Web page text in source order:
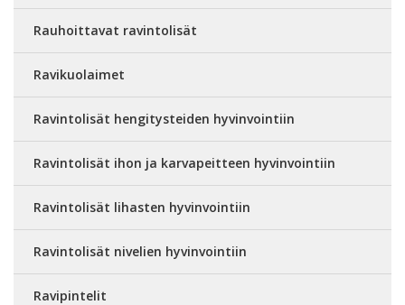
Rauhoittavat ravintolisät
Ravikuolaimet
Ravintolisät hengitysteiden hyvinvointiin
Ravintolisät ihon ja karvapeitteen hyvinvointiin
Ravintolisät lihasten hyvinvointiin
Ravintolisät nivelien hyvinvointiin
Ravipintelit